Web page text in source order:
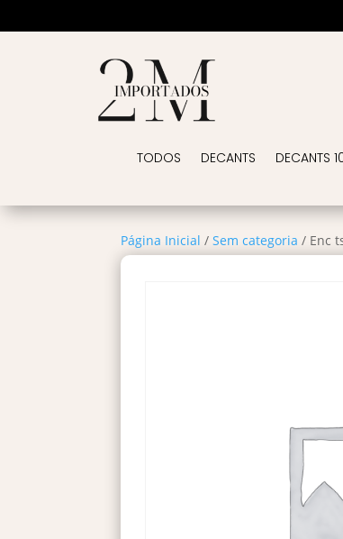
TODOS DECANTS DECANTS
Página Inicial /Sem categoria / Enc